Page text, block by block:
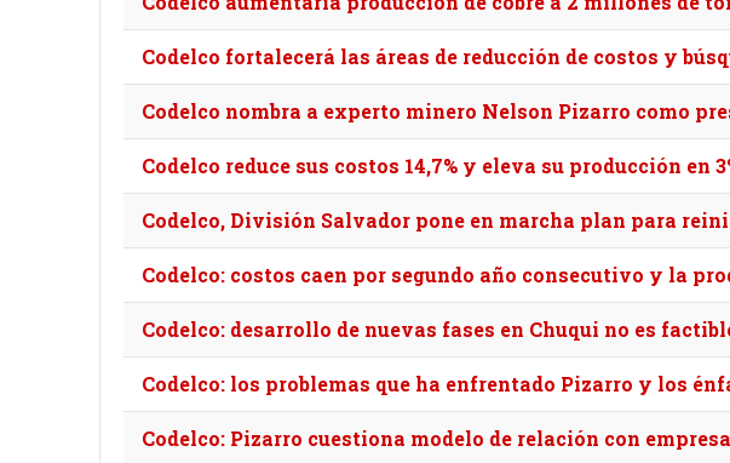
Codelco fortalecerá las áreas de reducción de costos y
Codelco nombra a experto minero Nelson Pizarro como
Codelco reduce sus costos 14,7% y eleva su producción en
Codelco, División Salvador pone en marcha plan para
Codelco: costos caen por segundo año consecutivo y la
Codelco: desarrollo de nuevas fases en Chuqui no es
Codelco: los problemas que ha enfrentado Pizarro y los
Codelco: Pizarro cuestiona modelo de relación con